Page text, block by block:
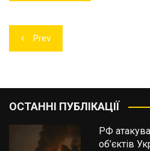
Навігація
записів
Prev
ОСТАННІ ПУБЛІКАЦІЇ
РФ
об’єктів